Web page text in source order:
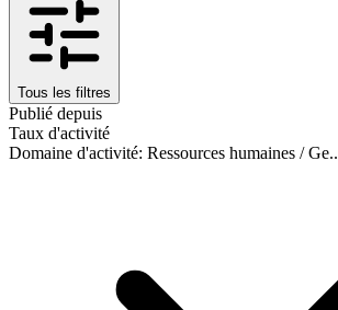
Tous les filtres
Publié depuis
Taux d'activité
Domaine d'activité: Ressources humaines / Ge..